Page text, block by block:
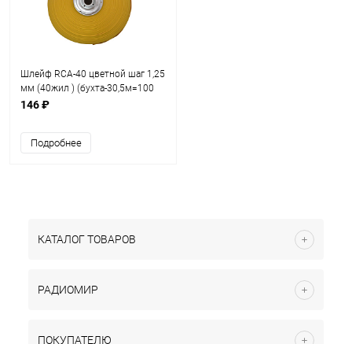
Шлейф RCA-40 цветной шаг 1,25
мм (40жил ) (бухта-30,5м=100
футов) ЦЕНА за 0,5м (кабель
146 ₽
Подробнее
КАТАЛОГ ТОВАРОВ
РАДИОМИР
ПОКУПАТЕЛЮ